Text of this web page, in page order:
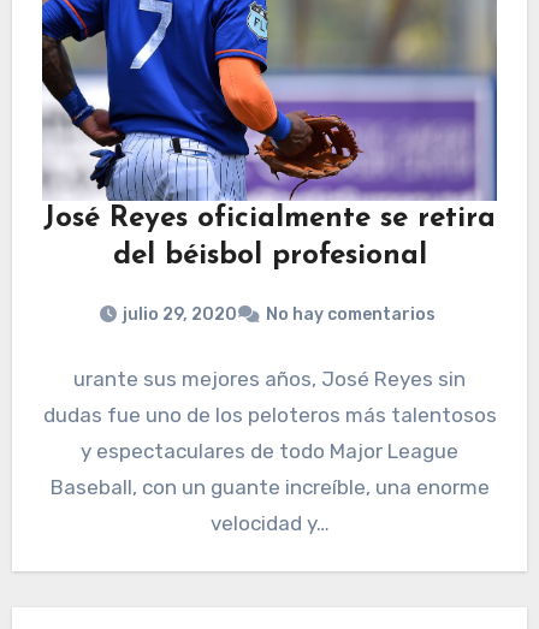
José Reyes oficialmente se retira
del béisbol profesional
julio 29, 2020 No hay comentarios
urante sus mejores años, José Reyes sin
dudas fue uno de los peloteros más talentosos
y espectaculares de todo Major League
Baseball, con un guante increíble, una enorme
velocidad y…